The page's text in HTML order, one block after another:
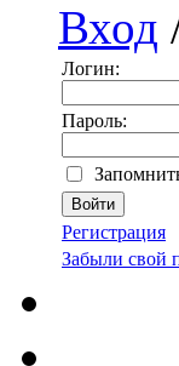
Вход
Логин:
Пароль:
Регистрация
Забыли свой